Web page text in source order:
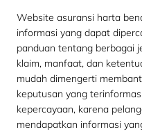
Website asuransi harta
informasi yang dapat
panduan tentang berbagai
klaim, manfaat, dan
mudah dimengerti
keputusan yang
kepercayaan, karena
mendapatkan informasi